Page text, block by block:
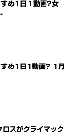
め1日１動画?女
すめ1日1動画? 1月
ロスがクライマック